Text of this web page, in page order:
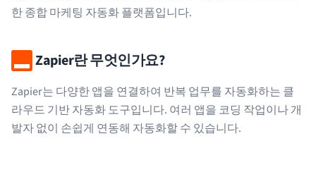
한 종합 마케팅 자동화 플랫폼입니다.
Zapier란 무엇인가요?
Zapier는 다양한 앱을 연결하여 반복 업무를 자동화하는 클
라우드 기반 자동화 도구입니다. 여러 앱을 코딩 작업이나 개
발자 없이 손쉽게 연동해 자동화할 수 있습니다.